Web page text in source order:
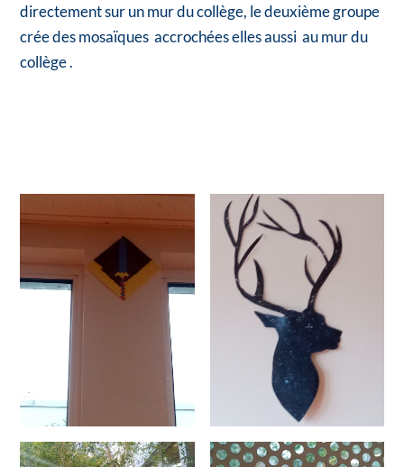
directement sur un mur du collège, le deuxième groupe
crée des mosaïques accrochées elles aussiau mur du
collège .